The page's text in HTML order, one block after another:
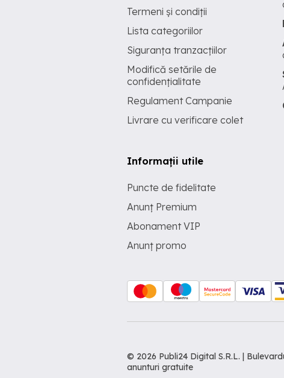
Termeni și condiții
Lista categoriilor
Siguranța tranzacțiilor
Modifică setările de
confidențialitate
Regulament Campanie
Livrare cu verificare colet
Informații utile
Puncte de fidelitate
Anunț Premium
Abonament VIP
Anunț promo
© 2026 Publi24 Digital S.R.L. |
anunturi gratuite